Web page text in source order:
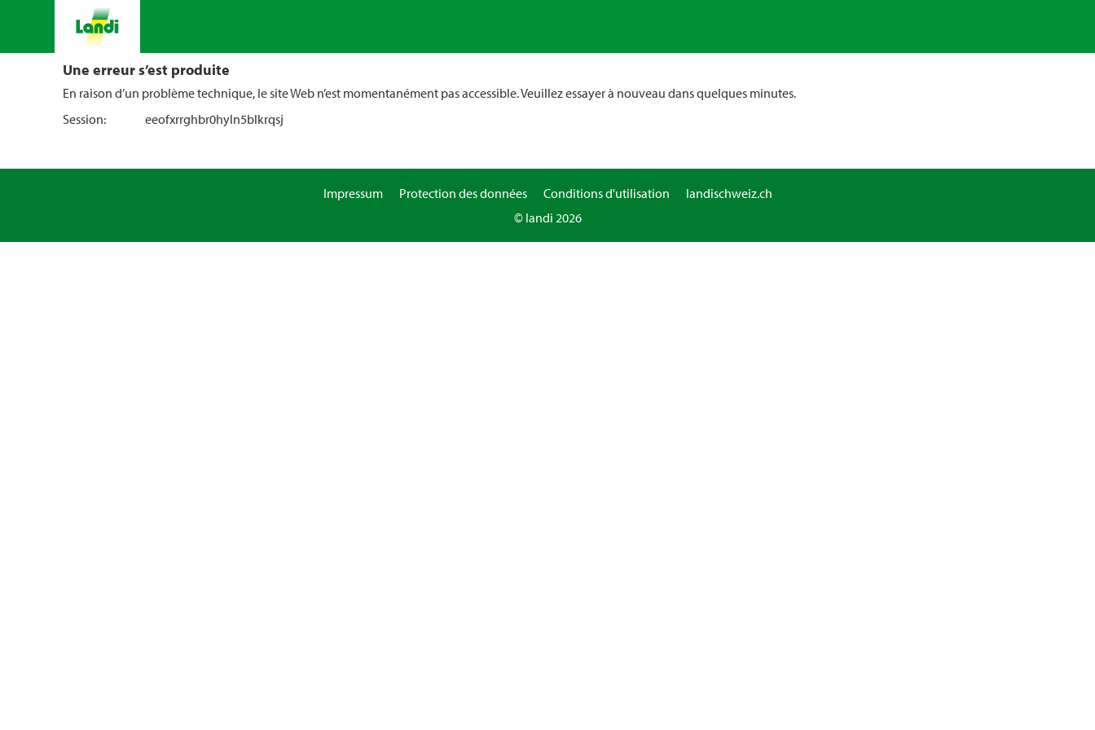
Une erreur s’est produite
En raison d’un problème technique, le site Web n’est momentanément pas accessible. Veuillez essayer à nouveau dans quelques minutes.
Session:
eeofxrrghbr0hyln5blkrqsj
Impressum Protection des données Conditions d'utilisation
landischweiz.ch
© landi 2026